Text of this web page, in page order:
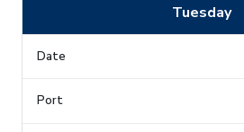
Tuesday